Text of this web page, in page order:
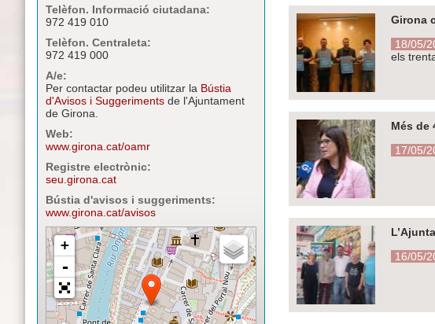
Telèfon. Informació ciutadana:
972 419 010
Telèfon. Centraleta:
972 419 000
A/e:
Per contactar podeu utilitzar la Bústia
d'Avisos i Suggeriments de l'Ajuntament
de Girona.
Web:
www.girona.cat/oamr
Registre electrònic:
seu.girona.cat
Bústia d'avisos i suggeriments:
www.girona.cat/avisos
Girona
18/05/
els
Més de
17/05/
16/05/